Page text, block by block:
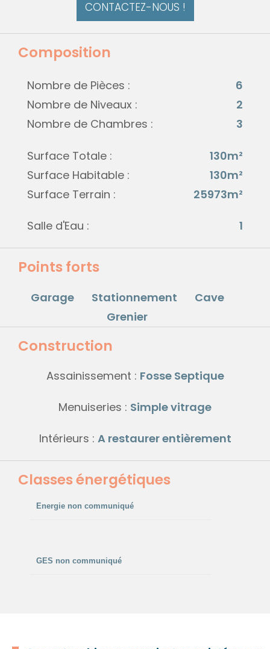
CONTACTEZ-NOUS !
Composition
Nombre de Pièces :
6
Nombre de Niveaux :
2
Nombre de Chambres :
3
Surface Totale :
130m²
Surface Habitable :
130m²
Surface Terrain :
25973m²
Salle d'Eau : 1
Points forts
Garage Stationnement
Cave
Grenier
Construction
Assainissement : Fosse Septique
Menuiseries : Simple vitrage
Intérieurs : A restaurer entièrement
Classes énergétiques
Energie non communiqué
GES non communiqué